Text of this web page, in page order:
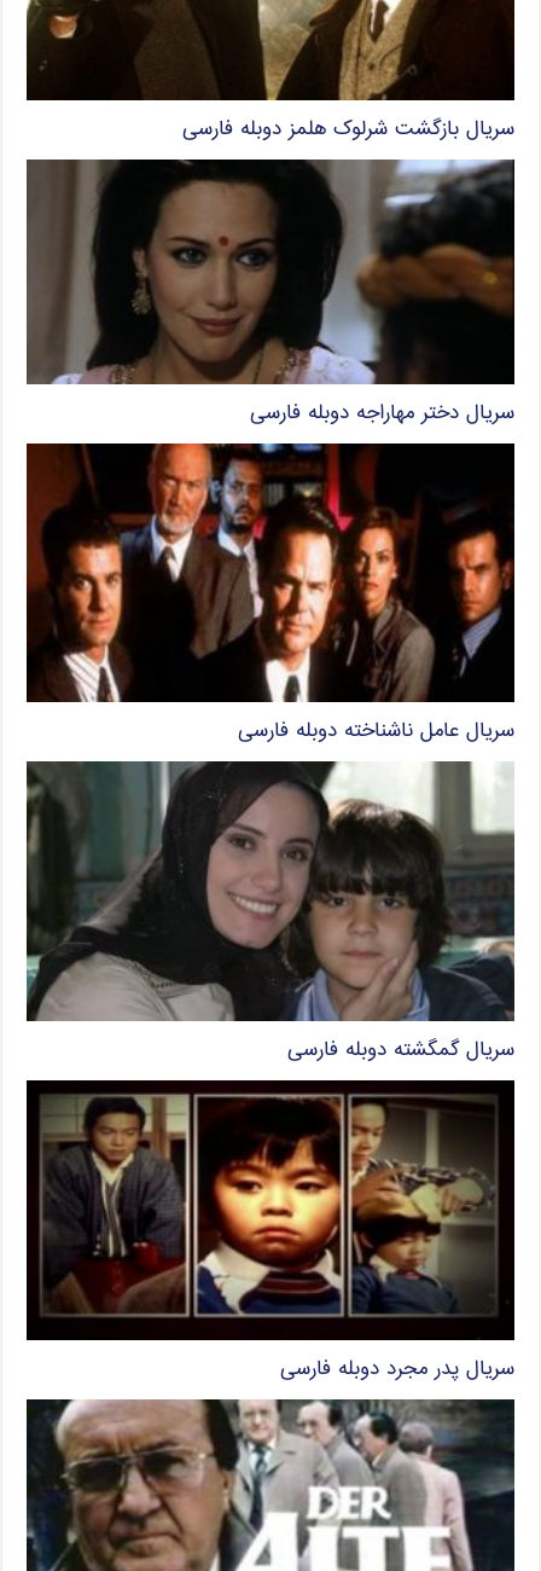
سریال بازگشت شرلوک هلمز دوبله فارسی
سریال دختر مهاراجه دوبله فارسی
سریال عامل ناشناخته دوبله فارسی
سریال گمگشته دوبله فارسی
سریال پدر مجرد دوبله فارسی